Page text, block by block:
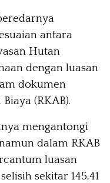
antara
Hutan
dengan luasan
dokumen
(RKAB).
mengantongi
dalam RKAB
luasan
sekitar 145,41